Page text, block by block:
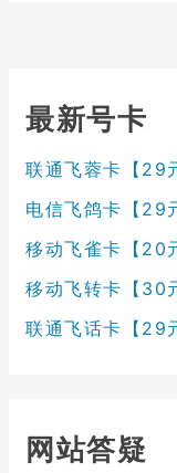
最新号卡
联通飞蓉卡【29
电信飞鸽卡【29
移动飞雀卡【20
移动飞转卡【30
联通飞话卡【29
网站答疑